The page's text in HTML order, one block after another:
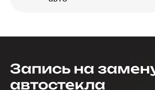
Запись на
автостекла